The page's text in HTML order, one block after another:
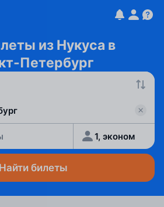
из Нукуса в
Петербург
1, эконом
Найти билеты